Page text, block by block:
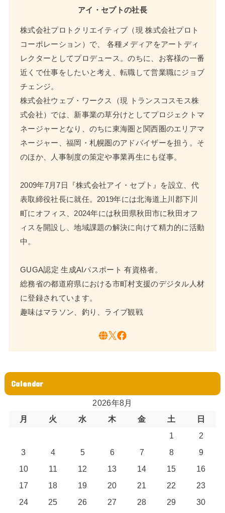
アイ・セプトの社長
株式会社プロトクリエイティブ（現 株式会社プロト
コーポレーション）で、 各種メディアをアートディ
レクターとしてプロデュース。のちに、お客様の一番
近くで仕事をしたいと考え、転職して営業職にジョブ
チェンジ。
株式会社ウェブ・ワークス（現 トランスコスモス株
式会社）では、新事業の草分けとしてプロジェクトマ
ネージャーとなり、のちに東海圏と関西圏のエリアマ
ネージャー、福岡・札幌圏のアドバイザーを担う。そ
のほか、人事制度の策定や事業再生にも従事。
2009年7月7日『株式会社アイ・セプト』を設立、代
表取締役社長に就任。2019年には北海道上川郡下川
町にオフィス、2024年には秋田県秋田市に秋田オフ
ィスを開設し、地域課題の解決に向けて精力的に活動
中。
GUGA認定 生成AIパスポート 有資格者。
総務省の都道府県における市町村支援のデジタル人材
に登録されています。
趣味はマラソン、釣り、ライブ観戦
Calendar
2026年8月
月
火 水 木 金 土
日
1
2
3
4 5 6 7 8
9
10
11 12 13 14 15
16
17
18 19 20 21 22
23
24
25 26 27 28 29 30